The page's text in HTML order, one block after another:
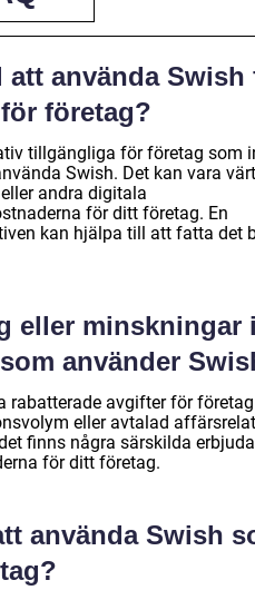
använda Swish
företag?
tillgängliga för företag som
Swish. Det kan vara
andra digitala
för ditt företag. En
kan hjälpa till att fatta det
eller minskningar
använder
rabatterade avgifter för företag
eller avtalad
finns några särskilda
för ditt företag.
använda Swish